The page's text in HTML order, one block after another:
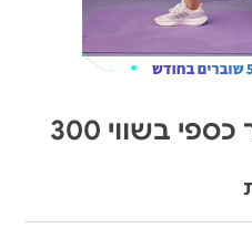
מגה ספורט - שובר כספי בשווי 300